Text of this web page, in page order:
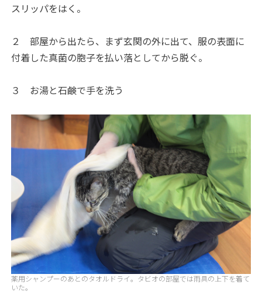
スリッパをはく。
２ 部屋から出たら、まず玄関の外に出て、服の表面に
付着した真菌の胞子を払い落としてから脱ぐ。
３ お湯と石鹸で手を洗う
薬用シャンプーのあとのタオルドライ。タビオの部屋では雨具の上下を着て
いた。